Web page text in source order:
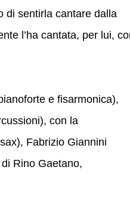
di sentirla cantare dalla
l’ha cantata, per lui,
e fisarmonica),
con la
Fabrizio Giannini
Rino Gaetano,